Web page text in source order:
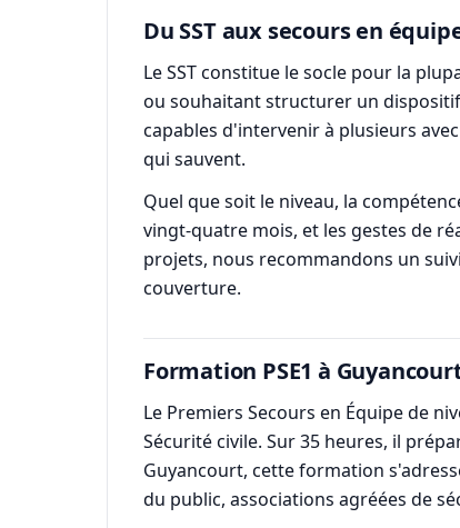
Du SST aux secours en
Le SST constitue le socle pour la
ou souhaitant structurer un
capables d'intervenir à plusieurs
qui sauvent.
Quel que soit le niveau, la
vingt-quatre mois, et les gestes de
projets, nous recommandons un
couverture.
Formation PSE1 à
Le Premiers Secours en Équipe de
Sécurité civile. Sur 35 heures, il
Guyancourt, cette formation
du public, associations agréées de